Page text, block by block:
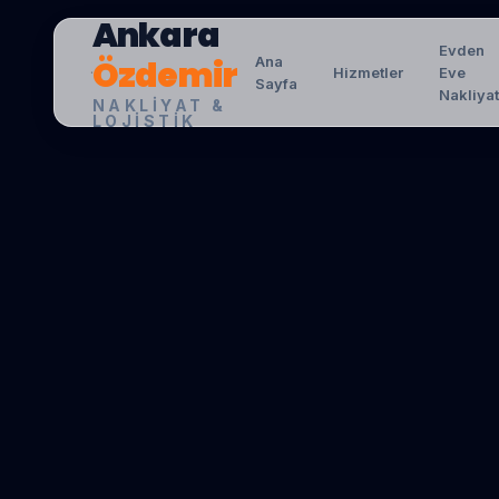
Ankara
Özdemir
NAKLIYAT &
LOJISTIK
Ana
Sayfa
Hizmetler
Evden
Eve
Nakliyat